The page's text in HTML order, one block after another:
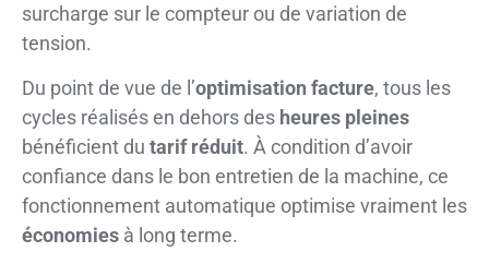
surcharge sur le compteur ou de variation de
tension.
Du point de vue de l’optimisation facture, tous les
cycles réalisés en dehors des heures pleines
bénéficient du tarif réduit. À condition d’avoir
confiance dans le bon entretien de la machine, ce
fonctionnement automatique optimise vraiment les
économies à long terme.